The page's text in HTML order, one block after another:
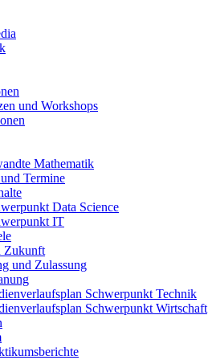
und Workshops
Mathematik
Termine
Data Science
IT
Zukunft
und Zulassung
Schwerpunkt Technik
Schwerpunkt Wirtschaft